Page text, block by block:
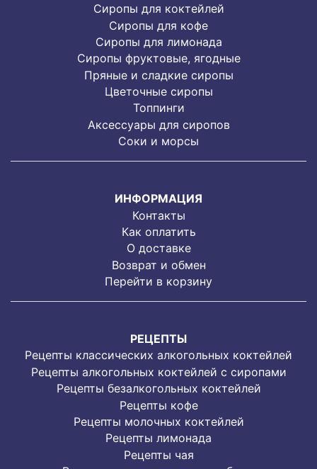
Сиропы для коктейлей
Сиропы для кофе
Сиропы для лимонада
Cиропы фруктовые, ягодные
Пряные и сладкие сиропы
Цветочные сиропы
Топпинги
Аксессуары для сиропов
Соки и морсы
ИНФОРМАЦИЯ
Контакты
Как оплатить
О доставке
Возврат и обмен
Перейти в корзину
РЕЦЕПТЫ
Рецепты классических алкогольных коктейлей
Рецепты алкогольных коктейлей с сиропами
Рецепты безалкогольных коктейлей
Рецепты кофе
Рецепты молочных коктейлей
Рецепты лимонада
Рецепты чая